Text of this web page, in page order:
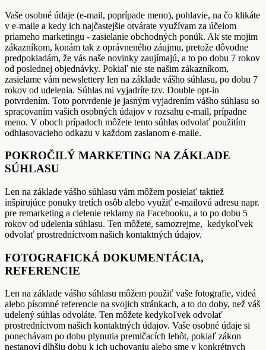
Vaše osobné údaje (e-mail, poprípade meno), pohlavie, na čo klikáte
v e-maile a kedy ich najčastejšie otvárate využívam za účelom
priameho marketingu - zasielanie obchodných ponúk. Ak ste mojim
zákazníkom, konám tak z oprávneného záujmu, pretože dôvodne
predpokladám, že vás naše novinky zaujímajú, a to po dobu 7 rokov
od poslednej objednávky. Pokiaľ nie ste našim zákazníkom,
zasielame vám newslettery len na základe vášho súhlasu, po dobu 7
rokov od udelenia. Súhlas mi vyjadríte tzv. Double opt-in
potvrdením. Toto potvrdenie je jasným vyjadrením vášho súhlasu so
spracovaním vašich osobných údajov v rozsahu e-mail, prípadne
meno. V oboch prípadoch môžete tento súhlas odvolať použitím
odhlasovacieho odkazu v každom zaslanom e-maile.
POKROČILÝ MARKETING NA ZÁKLADE
SÚHLASU
Len na základe vášho súhlasu vám môžem posielať taktiež
inšpirujúce ponuky tretích osôb alebo využiť e-mailovú adresu napr.
pre remarketing a cielenie reklamy na Facebooku, a to po dobu 5
rokov od udelenia súhlasu. Ten môžete, samozrejme, kedykoľvek
odvolať prostredníctvom našich kontaktných údajov.
FOTOGRAFICKÁ DOKUMENTÁCIA,
REFERENCIE
Len na základe vášho súhlasu môžem použiť vaše fotografie, videá
alebo písomné referencie na svojich stránkach, a to do doby, než váš
udelený súhlas odvoláte. Ten môžete kedykoľvek odvolať
prostredníctvom našich kontaktných údajov. Vaše osobné údaje si
ponechávam po dobu plynutia premlčacích lehôt, pokiaľ zákon
nestanoví dlhšiu dobu k ich uchovaniu alebo sme v konkrétnych